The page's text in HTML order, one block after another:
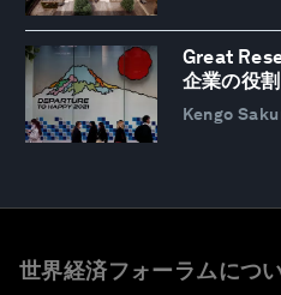
Great
企業の役割
Kengo
世界経済フォーラムにつ